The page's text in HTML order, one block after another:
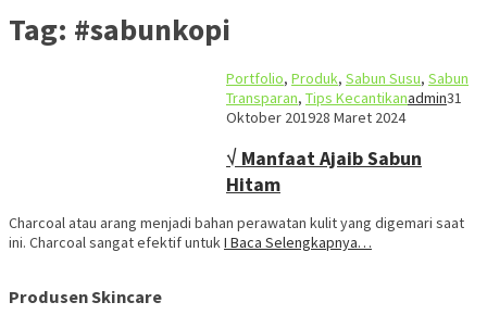
Tag: #sabunkopi
Portfolio, Produk, Sabun Susu, Sabun
Transparan, Tips Kecantikanadmin31
Oktober 201928 Maret 2024
√ Manfaat Ajaib Sabun
Hitam
Charcoal atau arang menjadi bahan perawatan kulit yang digemari saat
ini. Charcoal sangat efektif untukI Baca Selengkapnya…
Produsen Skincare